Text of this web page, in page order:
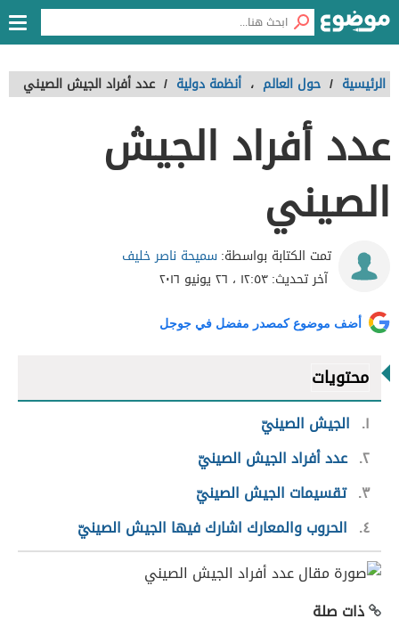
الرئيسية / حول العالم ، أنظمة دولية / عدد أفراد الجيش الصيني
عدد أفراد الجيش
الصيني
تمت الكتابة بواسطة:سميحة ناصر خليف
آخر تحديث:١٢:٥٣ ، ٢٦ يونيو ٢٠١٦
أضف موضوع كمصدر مفضل في جوجل
محتويات
١
الجيش الصينيّ
٢ عدد أفراد الجيش الصينيّ
٣ تقسيمات الجيش الصينيّ
٤
الحروب والمعارك اشارك فيها الجيش الصينيّ
ذات صلة